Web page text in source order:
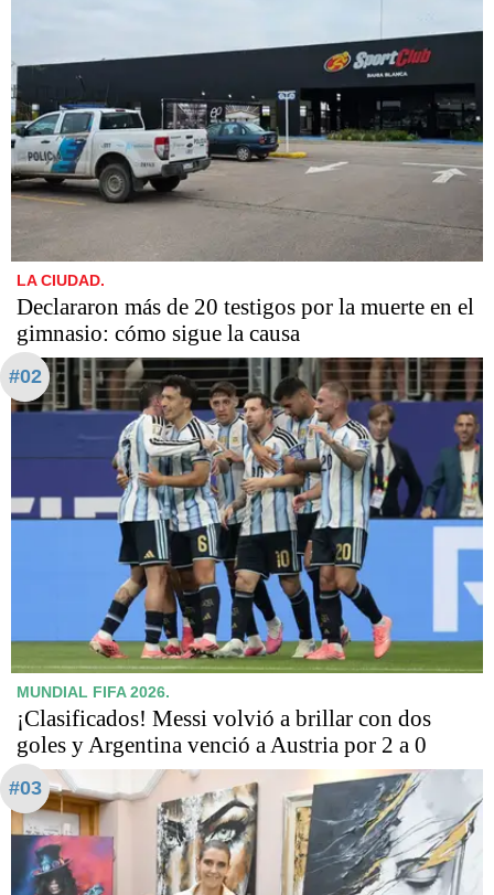
LA CIUDAD.
Declararon más de 20 testigos por la muerte en el
gimnasio: cómo sigue la causa
#02
MUNDIAL FIFA 2026.
¡Clasificados! Messi volvió a brillar con dos
goles y Argentina venció a Austria por 2 a 0
#03